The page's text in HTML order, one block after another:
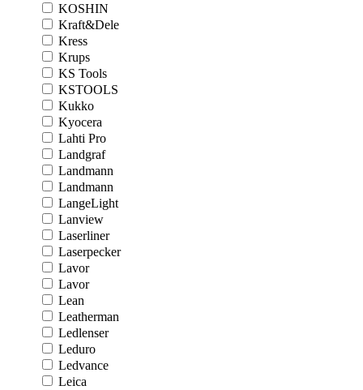
KOSHIN
Kraft&Dele
Kress
Krups
KS Tools
KSTOOLS
Kukko
Kyocera
Lahti Pro
Landgraf
Landmann
Landmann
LangeLight
Lanview
Laserliner
Laserpecker
Lavor
Lavor
Lean
Leatherman
Ledlenser
Leduro
Ledvance
Leica